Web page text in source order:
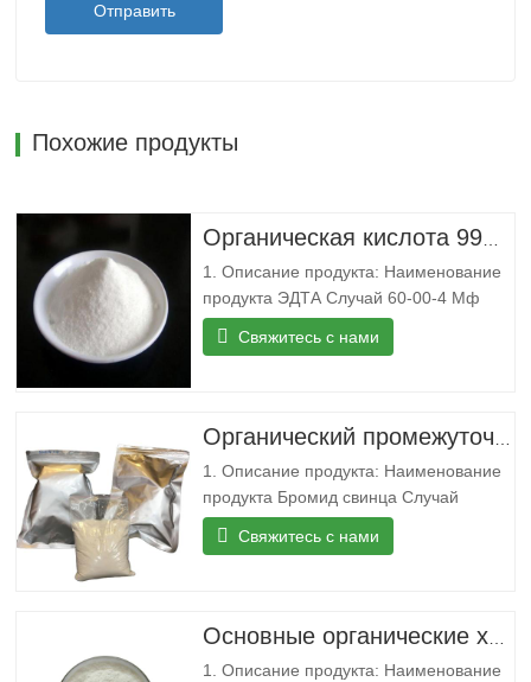
Отправить
Похожие продукты
1. Описание продукта: Наименование
продукта ЭДТА Случай 60-00-4 Мф
Ц10Н16Н2О8 Мвт 292.24 ЭЙНЕКС 200-
449-4 Точка плавления 250 °C (дек.)
0,86 г/см3 Хранение Хранить при…
Свяжитесь с нами
1. Описание продукта: Наименование
продукта Бромид свинца Случай
10031-22-8 Мф Бр2Пб Мвт 367.01
ЭЙНЕКС 233-084-4 Точка плавления
Растворимость в воде Растворим…
Свяжитесь с нами
1. Описание продукта: Наименование